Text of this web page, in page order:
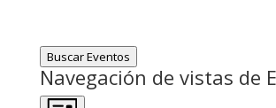
Buscar Eventos
Navegación de vistas de